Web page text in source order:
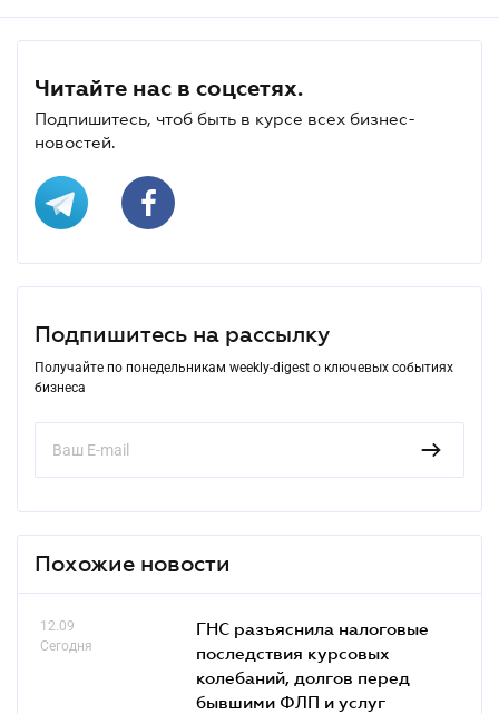
Читайте нас в соцсетях.
Подпишитесь, чтоб быть в курсе всех бизнес-
новостей.
Подпишитесь на рассылку
Получайте по понедельникам weekly-digest о ключевых событиях
бизнеса
Похожие новости
12.09
Сегодня
ГНС разъяснила налоговые
последствия курсовых
колебаний, долгов перед
бывшими ФЛП и услуг